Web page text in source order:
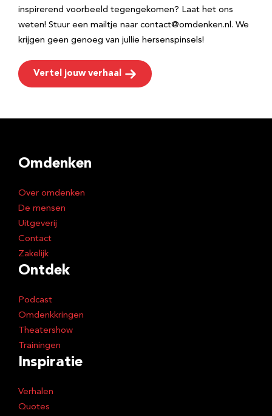
inspirerend voorbeeld tegengekomen? Laat het ons
weten! Stuur een mailtje naar contact@omdenken.nl. We
krijgen geen genoeg van jullie hersenspinsels!
Vertel jouw verhaal
Omdenken
Over omdenken
De mensen
Uitgeverij
Contact
Zakelijk
Ontdek
Podcast
Omdenkkringen
Theatershow
Trainingen
Inspiratie
Verhalen
Quotes